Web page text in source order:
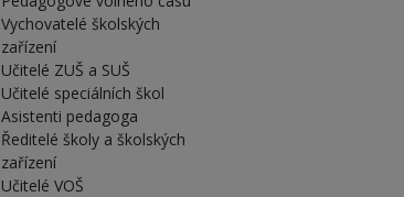
Vychovatelé školských
zařízení
Učitelé ZUŠ a SUŠ
Učitelé speciálních škol
Asistenti pedagoga
Ředitelé školy a školských
zařízení
Učitelé VOŠ